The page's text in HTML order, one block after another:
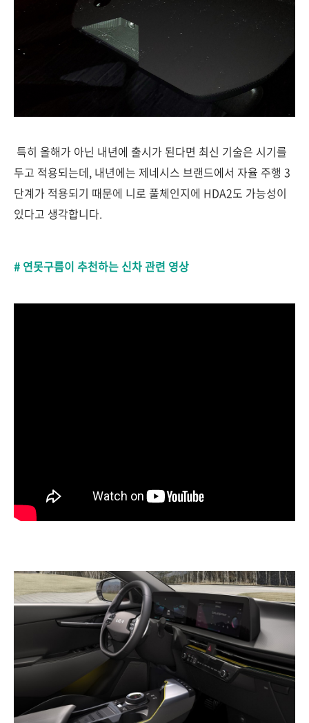
특히 올해가 아닌 내년에 출시가 된다면 최신 기술은 시기를
두고 적용되는데, 내년에는 제네시스 브랜드에서 자율 주행 3
단계가 적용되기 때문에 니로 풀체인지에 HDA2도 가능성이
있다고 생각합니다.
# 연못구름이 추천하는 신차 관련 영상